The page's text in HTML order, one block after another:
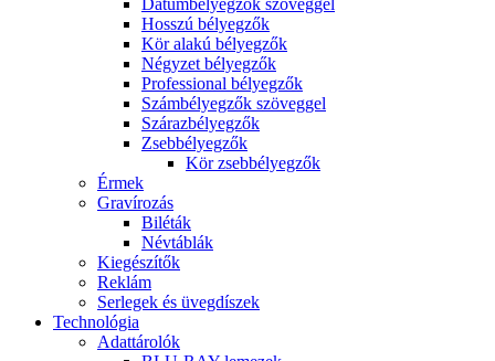
Hosszú bélyegzők
Kör alakú bélyegzők
Négyzet bélyegzők
Professional bélyegzők
Számbélyegzők szöveggel
Szárazbélyegzők
Zsebbélyegzők
Kör zsebbélyegzők
Érmek
Gravírozás
Biléták
Névtáblák
Kiegészítők
Reklám
Serlegek és üvegdíszek
Technológia
Adattárolók